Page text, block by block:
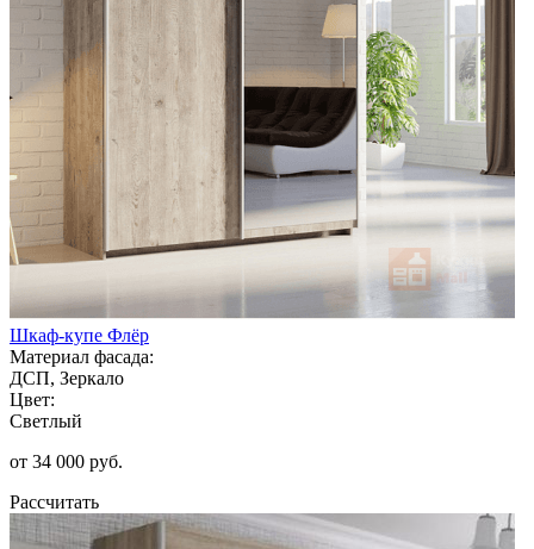
Шкаф-купе Флёр
Материал фасада:
ДСП, Зеркало
Цвет:
Светлый
от 34 000 руб.
Рассчитать